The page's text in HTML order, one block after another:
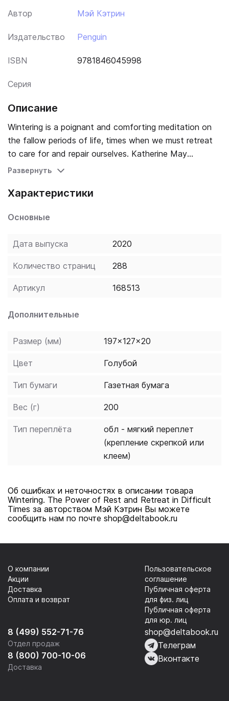
Автор Мэй Кэтрин
Издательство Penguin
ISBN 9781846045998
Серия
Описание
Wintering is a poignant and comforting meditation on
the fallow periods of life, times when we must retreat
to care for and repair ourselves. Katherine May
thoughtfully shows us how to come through these
seasons, our winters and summers are the ebb and flow
Развернуть
Характеристики
Основные
Дата выпуска 2020
Количество страниц 288
Артикул 168513
Дополнительные
Размер (мм) 197x127x20
Цвет Голубой
Тип бумаги Газетная бумага
Вес (г) 200
Тип переплёта
обл - мягкий переплет
(крепление скрепкой или
клеем)
Об ошибках и неточностях в описании товара
Wintering. The Power of Rest and Retreat in Difficult
Times за авторством Мэй Кэтрин Вы можете
сообщить нам по почте shop@deltabook.ru
8 (499) 552-71-76
Отдел продаж
8 (800) 700-10-06
Доставка
О компании
Акции
Доставка
Оплата и возврат
Пользовательское
соглашение
Публичная оферта
для физ. лиц
Публичная оферта
для юр. лиц
shop@deltabook.ru
Телеграм
Вконтакте